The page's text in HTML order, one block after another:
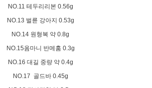
NO.11 테두리리본 0.56g
NO.13 벌륜 강아지 0.53g
NO.14 원형복 약 0.8g
NO.15옴마니 반메훔 0.3g
NO.16 대길 중량 약 0.4g
NO.17 골드바 0.45g